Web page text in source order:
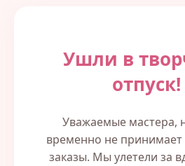
Ушли в
Уважаемые мастера,
временно не принимает
заказы. Мы улетели за